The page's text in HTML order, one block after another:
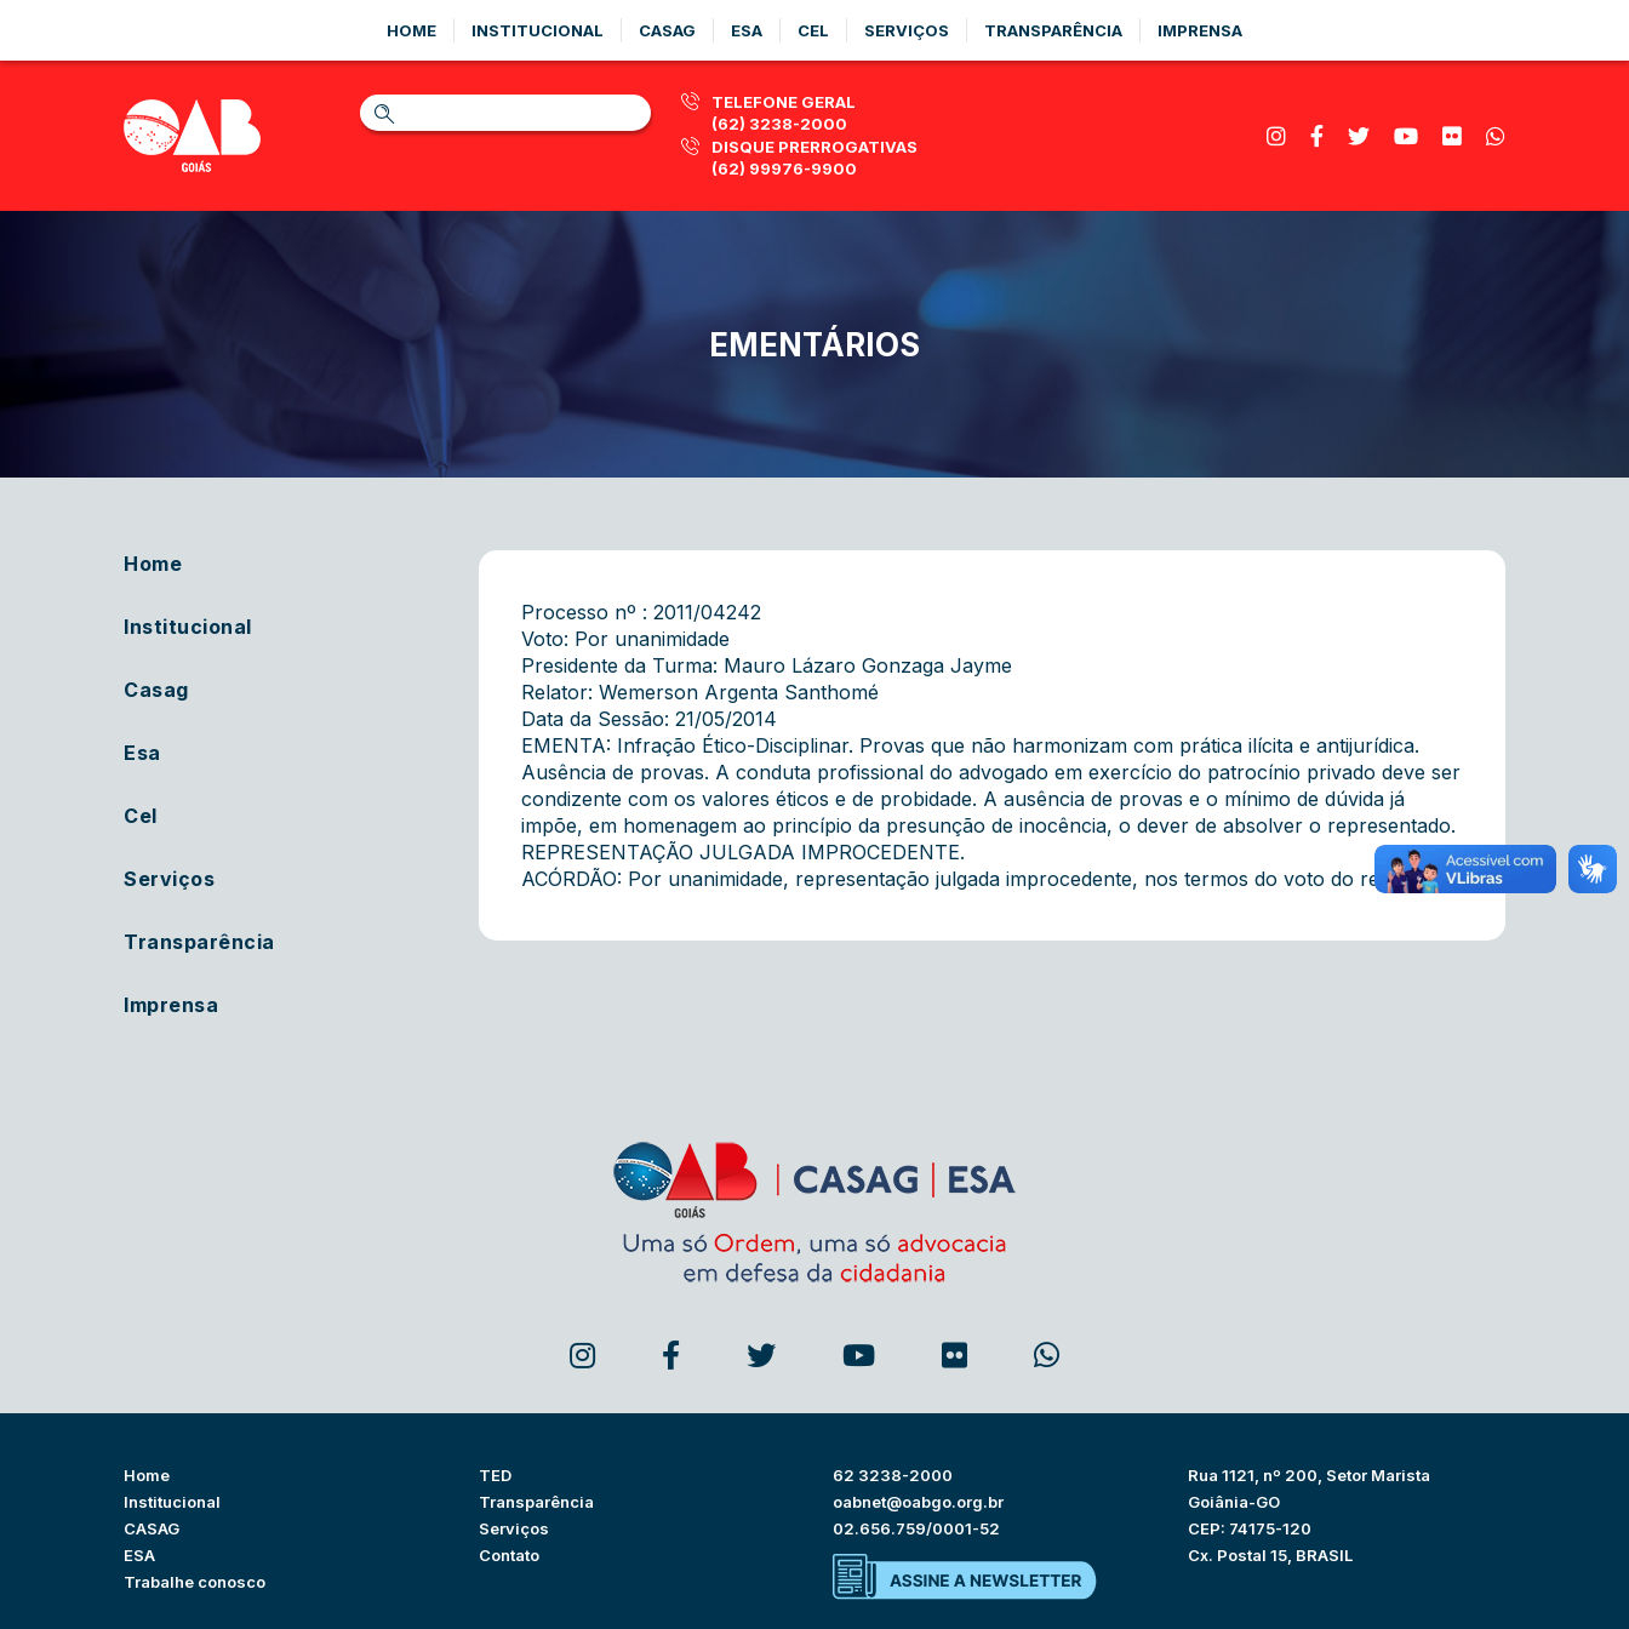
HOME INSTITUCIONAL CASAG ESA CEL SERVIÇOS TRANSPARÊNCIA IMPRENSA
TELEFONE GERAL
(62) 3238-2000
DISQUE PRERROGATIVAS
(62) 99976-9900
EMENTÁRIOS
Home
Institucional
Casag
Esa
Cel
Serviços
Transparência
Imprensa
Processo nº : 2011/04242
Voto: Por unanimidade
Presidente da Turma: Mauro Lázaro Gonzaga Jayme
Relator: Wemerson Argenta Santhomé
Data da Sessão: 21/05/2014
EMENTA: Infração Ético-Disciplinar. Provas que não harmonizam com prática ilícita e antijurídica.
Ausência de provas. A conduta profissional do advogado em exercício do patrocínio privado deve ser
condizente com os valores éticos e de probidade. A ausência de provas e o mínimo de dúvida já
impõe, em homenagem ao princípio da presunção de inocência, o dever de absolver o representado.
REPRESENTAÇÃO JULGADA IMPROCEDENTE.
ACÓRDÃO: Por unanimidade, representação julgada improcedente, nos termos do voto do relator.
Home
Institucional
CASAG
ESA
Trabalhe conosco
TED
Transparência
Serviços
Contato
62 3238-2000
oabnet@oabgo.org.br
02.656.759/0001-52
Rua 1121, nº 200, Setor Marista
Goiânia-GO
CEP: 74175-120
Cx. Postal 15, BRASIL